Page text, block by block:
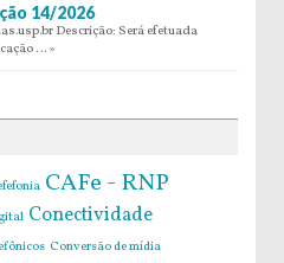
14/2026
Descrição: Será efetuada
… »
CAFe - RNP
Conectividade
Conversão de mídia